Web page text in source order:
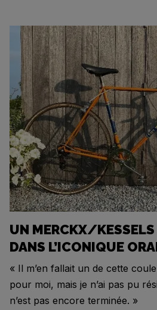
UN MERCKX/
DANS L’ICONIQUE
« Il m’en fallait un de cette
pour moi, mais je n’ai pas pu
n’est pas encore terminée. »